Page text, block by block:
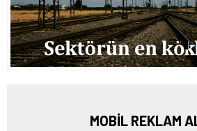
MOBİL REKLAM